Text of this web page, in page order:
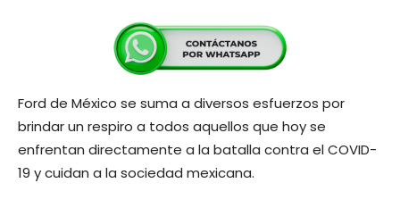
Ford de México se suma a diversos esfuerzos por
brindar un respiro a todos aquellos que hoy se
enfrentan directamente a la batalla contra el COVID-
19 y cuidan a la sociedad mexicana.